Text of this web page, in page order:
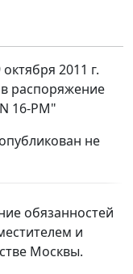
2011 г.
распоряжение
16-РМ"
не
обязанностей
и
Москвы.